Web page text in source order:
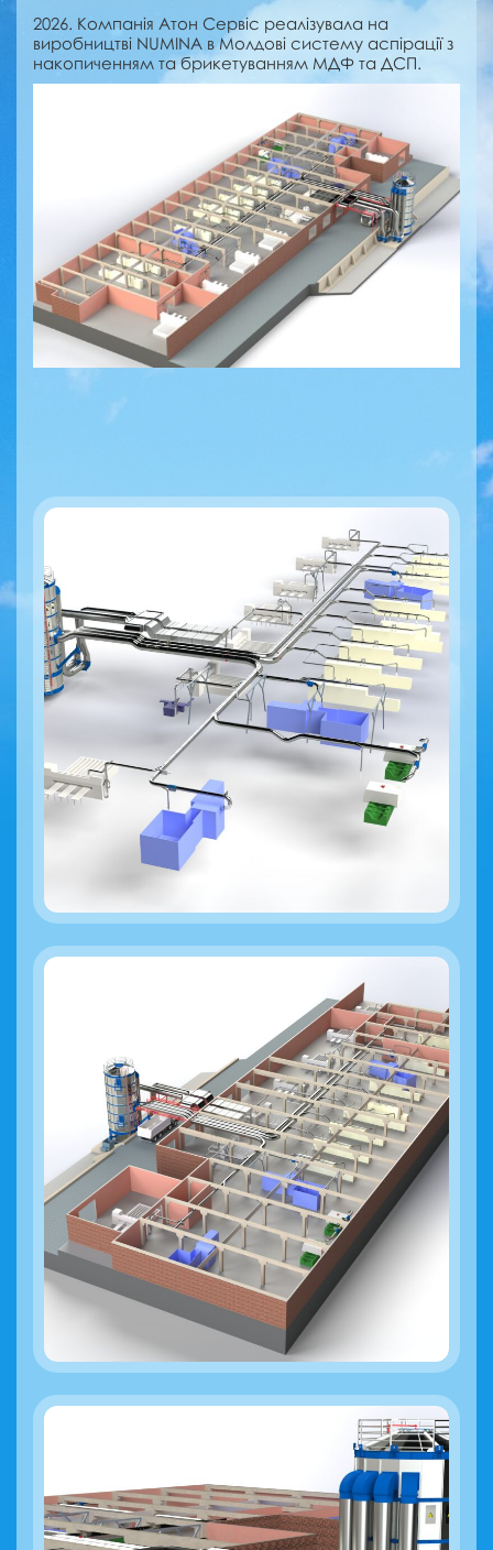
2026. Компанія Атон Сервіс реалізувала на
виробництві NUMINA в Молдові cистему аспірації з
накопиченням та брикетуванням МДФ та ДСП.